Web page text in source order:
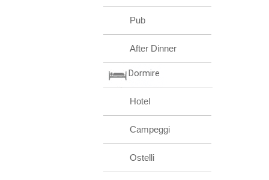
Pub
After Dinner
Dormire
Hotel
Campeggi
Ostelli